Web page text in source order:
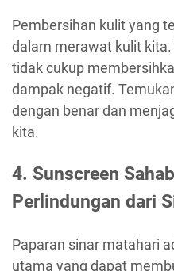
Pembersihan kulit yang
dalam merawat kulit
tidak cukup
dampak negatif.
dengan benar dan
kita.
4. Sunscreen
Perlindungan dari
Paparan sinar matahari
utama yang dapat